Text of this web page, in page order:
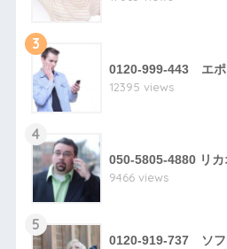
3
0120-999-443 エポ
12395 views
4
050-5805-4880 リ
9466 views
5
0120-919-737 ソフ